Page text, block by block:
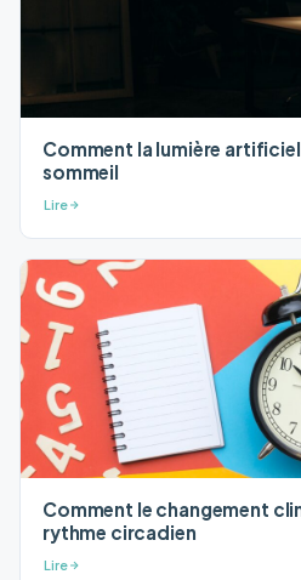
Comment la lumière
sommeil
Lire
Comment le changement
rythme circadien
Lire